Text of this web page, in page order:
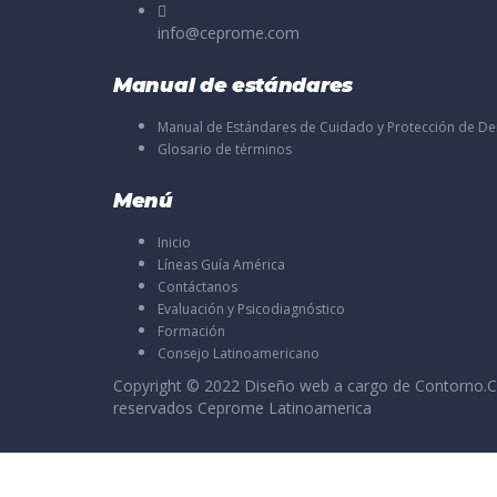
info@ceprome.com
Manual de estándares
Manual de Estándares de Cuidado y Protección de
Glosario de términos
Menú
Inicio
Líneas Guía América
Contáctanos
Evaluación y Psicodiagnóstico
Formación
Consejo Latinoamericano
Copyright © 2022 Diseño web a cargo de
reservados Ceprome Latinoamerica